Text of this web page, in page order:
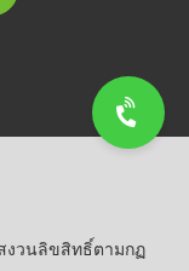
งวนลิขสิทธิ์ตามกฏ